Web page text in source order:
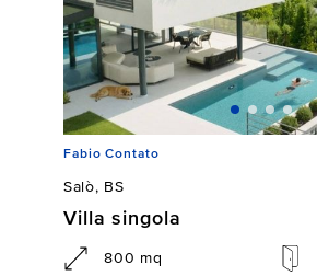
Fabio Contato
Salò, BS
Villa singola
800 mq